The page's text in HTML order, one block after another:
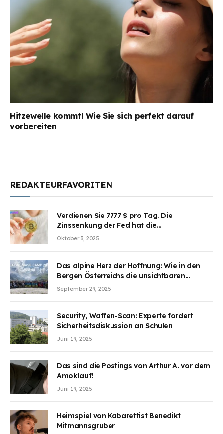
Hitzewelle kommt! Wie Sie sich perfekt darauf
vorbereiten
REDAKTEURFAVORITEN
Verdienen Sie 7777 $ pro Tag. Die
Zinssenkung der Fed hat die
Aufmerksamkeit des Marktes erregt.
Oktober 3, 2025
Das alpine Herz der Hoffnung: Wie in den
Bergen Österreichs die unsichtbaren
Wunden des Kriegesheilen
September 29, 2025
Security, Waffen-Scan: Experte fordert
Sicherheitsdiskussion an Schulen
Juni 19, 2025
Das sind die Postings von Arthur A. vor dem
Amoklauf!
Juni 19, 2025
Heimspiel von Kabarettist Benedikt
Mitmannsgruber